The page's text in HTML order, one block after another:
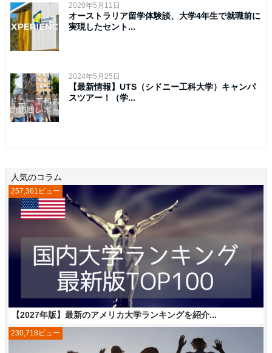
2020年5月11日
オーストラリア留学体験談、大学4年生で就職前に
実現したセント...
2024年5月25日
【最新情報】UTS（シドニー工科大学）キャンパ
スツアー！（学...
人気のコラム
【2027年版】最新のアメリカ大学ランキングを紹介...
257,361ビュー
230,718ビュー